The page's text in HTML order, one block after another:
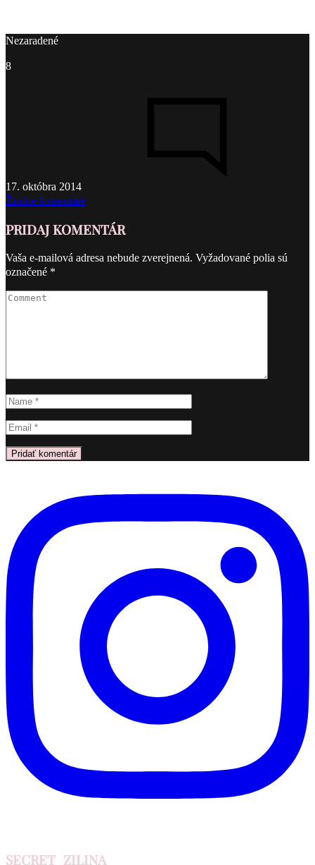
Nezaradené
8
17. októbra 2014
Žiadne komentárena
17.
októbra
Žiadne
na
PRIDAJ KOMENTÁR
Vaša e-mailová adresa nebude zverejnená. Vyžadované polia sú
označené *
SECRET_ZILINA